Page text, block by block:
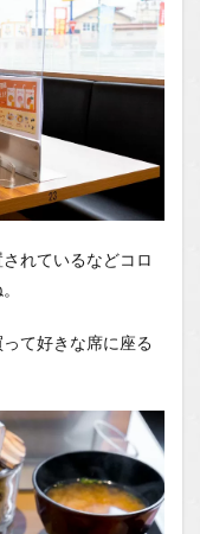
れているなどコロ
て好きな席に座る